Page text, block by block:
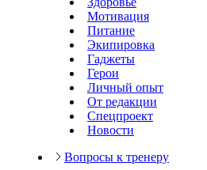
Мотивация
Питание
Экипировка
Гаджеты
Герои
Личный опыт
От редакции
Спецпроект
Новости
Вопросы к тренеру